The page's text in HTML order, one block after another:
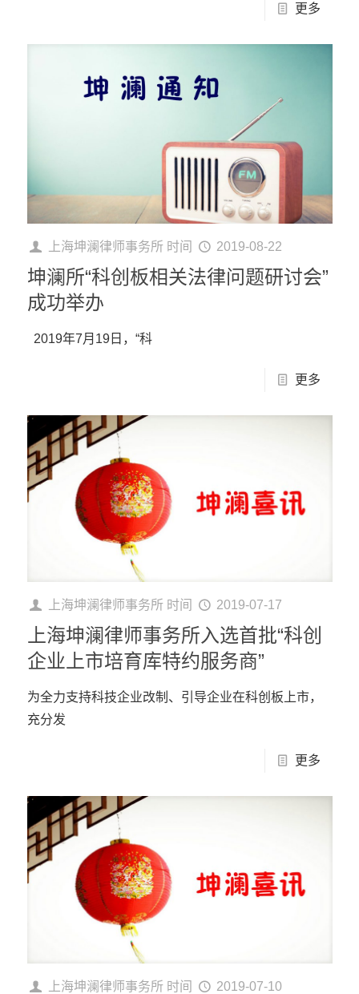
更多
上海坤澜律师事务所 时间 2019-08-22
坤澜所“科创板相关法律问题研讨会”
成功举办
2019年7月19日，“科
更多
上海坤澜律师事务所 时间 2019-07-17
上海坤澜律师事务所入选首批“科创
企业上市培育库特约服务商”
为全力支持科技企业改制、引导企业在科创板上市，
充分发
更多
上海坤澜律师事务所 时间 2019-07-10